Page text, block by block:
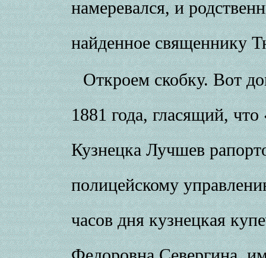
намеревался, и
найденное священнику
Откроем скобку. Вот
1881 года, гласящий, что
Кузнецка Лучшев
полицейскому
часов дня кузнецкая